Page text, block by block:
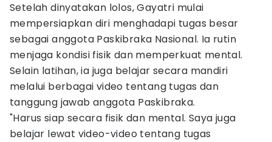
Setelah dinyatakan lolos, Gayatri mulai
mempersiapkan diri menghadapi tugas besar
sebagai anggota Paskibraka Nasional. Ia rutin
menjaga kondisi fisik dan memperkuat mental.
Selain latihan, ia juga belajar secara mandiri
melalui berbagai video tentang tugas dan
tanggung jawab anggota Paskibraka.
"Harus siap secara fisik dan mental. Saya juga
belajar lewat video-video tentang tugas